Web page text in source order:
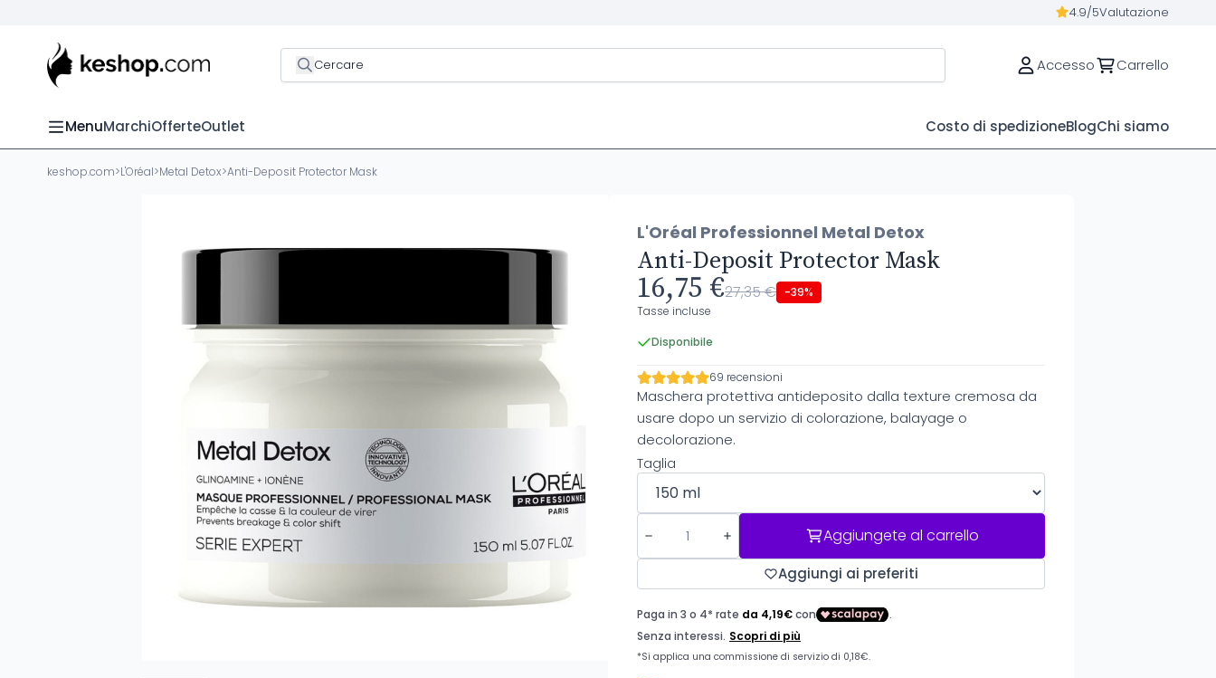
4.9/5Valutazione
Cercare Accesso Carrello
MenuMarchiOfferteOutlet Costo di spedizioneBlogChi siamo
keshop.com>L'Oréal>Metal Detox>Anti-Deposit Protector Mask
L'Oréal Professionnel Metal Detox
Anti-Deposit Protector Mask
16,75 €27,35 € -39%
Tasse incluse
Disponibile
69 recensioni
Maschera protettiva antideposito dalla texture cremosa da
usare dopo un servizio di colorazione, balayage o
decolorazione.
Taglia
Aggiungete al carrello
Aggiungi ai preferiti